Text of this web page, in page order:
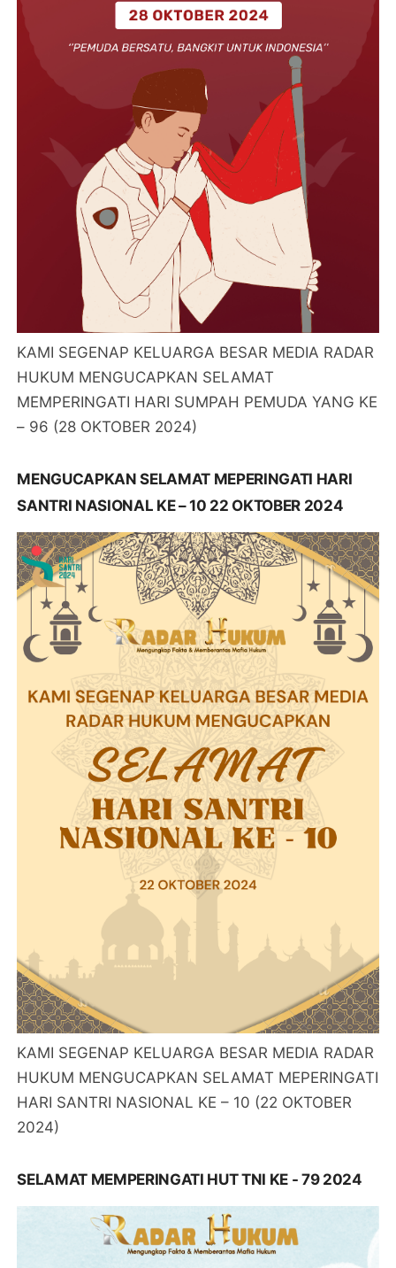
KAMI SEGENAP KELUARGA BESAR MEDIA RADAR
HUKUM MENGUCAPKAN SELAMAT
MEMPERINGATI HARI SUMPAH PEMUDA YANG KE
– 96 (28 OKTOBER 2024)
MENGUCAPKAN SELAMAT MEPERINGATI HARI
SANTRI NASIONAL KE – 10 22 OKTOBER 2024
KAMI SEGENAP KELUARGA BESAR MEDIA RADAR
HUKUM MENGUCAPKAN SELAMAT MEPERINGATI
HARI SANTRI NASIONAL KE – 10 (22 OKTOBER
2024)
SELAMAT MEMPERINGATI HUT TNI KE - 79 2024